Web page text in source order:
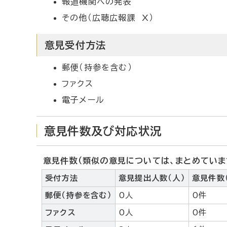
その他（広聴広報課 X）
意見受付方法
郵便（持参を含む）
ファクス
電子メール
意見件数及び対応状況
意見件数（類似の意見については、まとめていま
受付方法 意見提出人数（人） 意見件数
郵便（持参を含む） 0人 0件
ファクス 0人 0件